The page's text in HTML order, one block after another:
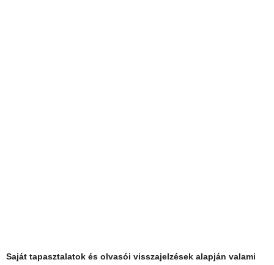
Saját tapasztalatok és olvasói visszajelzések alapján valami